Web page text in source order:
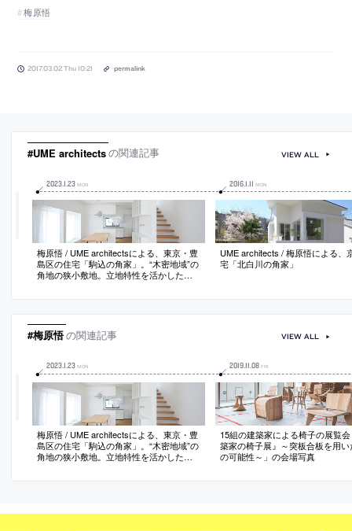
梅原悟
2017.03.02 Thu 10:21 permalink
#UME architectsの関連記事
2023.1 23 MON
梅原悟 / UME architectsによる、東京・豊
島区の住宅「駒込の角家」。“木密地域”の
角地の狭小敷地。立地特性を活かした快
て“視界が遠くに伸びる”開口部を設計。階
れた中で“広さ”を追求
2016.1 11 MON
UME architects / 梅原悟による、
宅「北白川の角家」
VIEW ALL
#梅原悟の関連記事
2023.1.23 MON
梅原悟 / UME architectsによる、東京・豊
島区の住宅「駒込の角家」。“木密地域”の
角地の狭小敷地。立地特性を活かした快
て“視界が遠くに伸びる”開口部を設計。階
2019.11.08 FRI
15組の建築家による椅子の展覧
築家の椅子展』～突板合板を用い
の可能性～」の会場写真
VIEW ALL